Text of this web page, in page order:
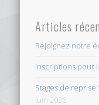
Articles
Rejoignez notre
Inscriptions pour
Stages de
juin 2026